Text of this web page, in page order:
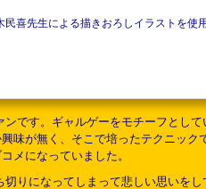
喜先生による描きおろしイラストを使
です。ギャルゲーをモチーフとし
が無く、そこで培ったテクニック
メになっていました。
りになってしまって悲しい思いを